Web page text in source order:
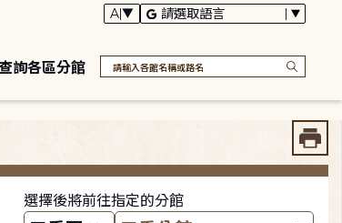
詢各區分館
選擇後將前往指定的分館